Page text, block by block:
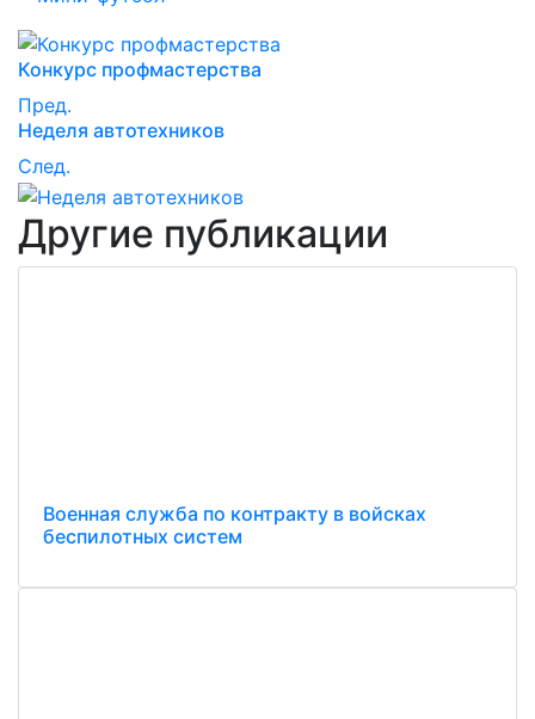
Конкурс профмастерства
Пред.
Неделя автотехников
След.
Другие публикации
Военная служба по контракту в войсках
беспилотных систем